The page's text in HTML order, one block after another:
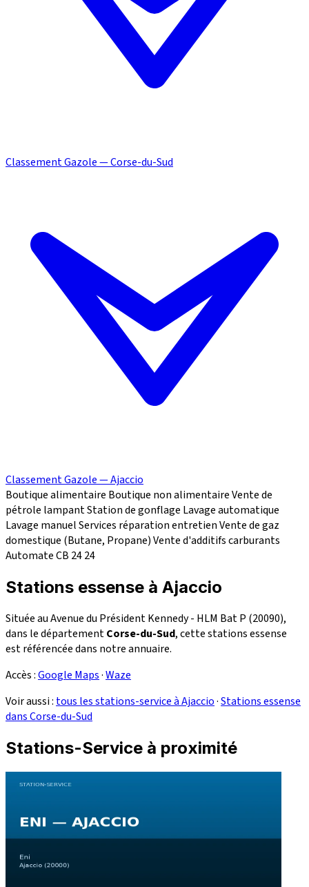
Classement Gazole — Corse-du-Sud
Classement Gazole — Ajaccio
Boutique alimentaire Boutique non alimentaireVente de
pétrole lampantStation de gonflage Lavage automatique
Lavage manuelServices réparationentretienVente de gaz
domestique (Butane, Propane)Vente d'additifs carburants
Automate CB 2424
Stations essense à Ajaccio
Située au Avenue du Président Kennedy - HLM Bat P (20090),
dans le départementCorse-du-Sud, cette stations essense
est référencée dans notre annuaire.
Accès :Google Maps·Waze
Voir aussi : tous les stations-service à Ajaccio·Stations essense
dans Corse-du-Sud
Stations-Service à proximité